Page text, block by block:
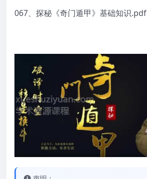
067、探秘《奇门遁甲》基础知识.pdf